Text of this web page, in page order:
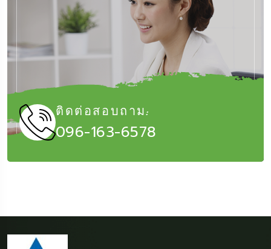
ติดต่อสอบถาม:
096-163-6578